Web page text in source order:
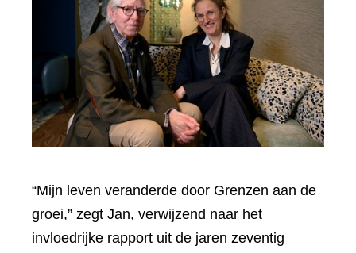
“Mijn leven veranderde door Grenzen aan de
groei,” zegt Jan, verwijzend naar het
invloedrijke rapport uit de jaren zeventig